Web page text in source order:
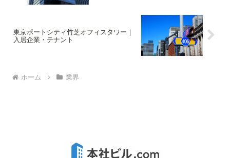
東京ポートシティ竹芝オフィスタワー｜
入居企業・テナント
ホーム 業界